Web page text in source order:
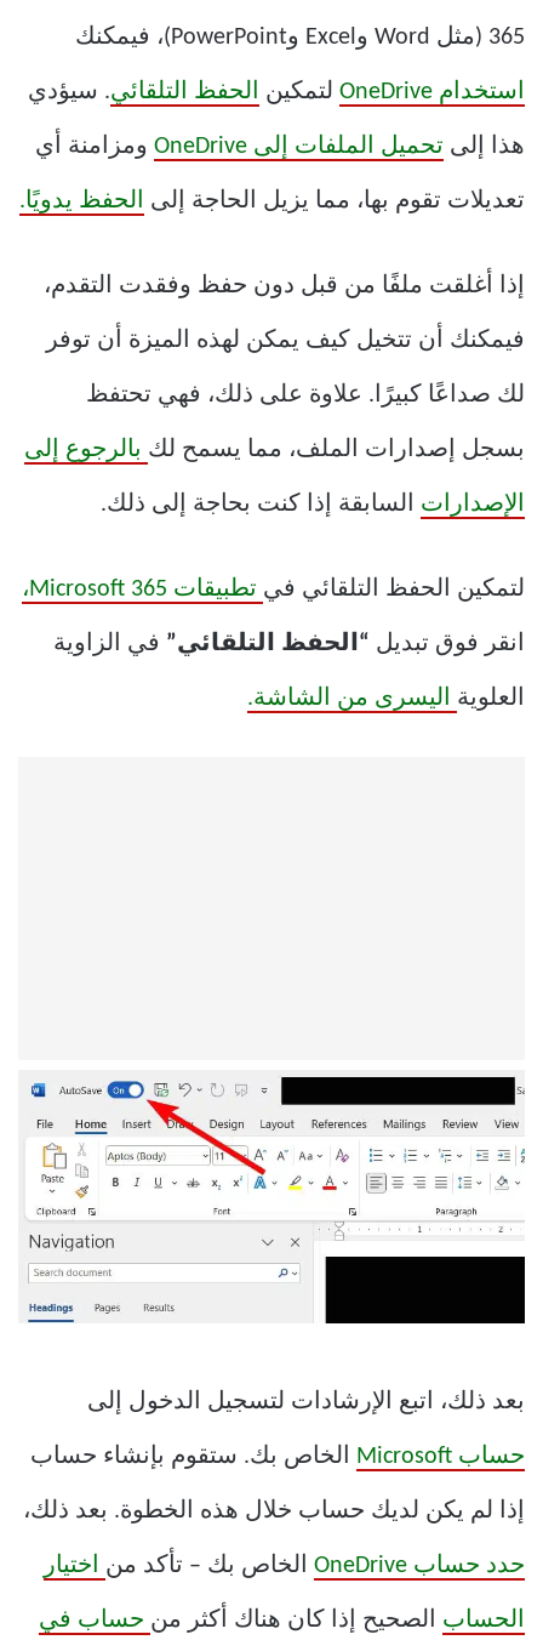
365 (مثل Word وExcel وPowerPoint)، فيمكنك
استخدام OneDrive لتمكين الحفظ التلقائي. سيؤدي
هذا إلى تحميل الملفات إلى OneDrive ومزامنة أي
تعديلات تقوم بها، مما يزيل الحاجة إلى الحفظ يدويًا.
إذا أغلقت ملفًا من قبل دون حفظ وفقدت التقدم،
فيمكنك أن تتخيل كيف يمكن لهذه الميزة أن توفر
لك صداعًا كبيرًا. علاوة على ذلك، فهي تحتفظ
بسجل إصدارات الملف، مما يسمح لك بالرجوع إلى
الإصدارات السابقة إذا كنت بحاجة إلى ذلك.
لتمكين الحفظ التلقائي في تطبيقات Microsoft 365،
انقر فوق تبديل “الحفظ التلقائي” في الزاوية
العلوية اليسرى من الشاشة.
بعد ذلك، اتبع الإرشادات لتسجيل الدخول إلى
حساب Microsoft الخاص بك. ستقوم بإنشاء حساب
إذا لم يكن لديك حساب خلال هذه الخطوة. بعد ذلك،
حدد حساب OneDrive الخاص بك – تأكد من اختيار
الحساب الصحيح إذا كان هناك أكثر من حساب في